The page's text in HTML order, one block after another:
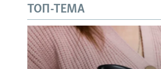
ТОП-ТЕМА